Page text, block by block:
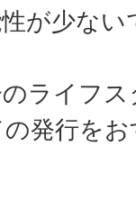
が少ない
ライフ
発行を